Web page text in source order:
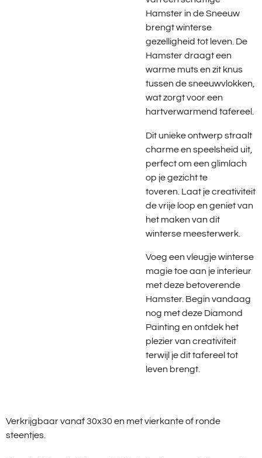
Hamster in de Sneeuw
brengt winterse
gezelligheid tot leven. De
Hamster draagt een
warme muts en zit knus
tussen de sneeuwvlokken,
wat zorgt voor een
hartverwarmend tafereel.
Dit unieke ontwerp straalt
charme en speelsheid uit,
perfect om een glimlach
op je gezicht te
toveren. Laat je creativiteit
de vrije loop en geniet van
het maken van dit
winterse meesterwerk.
Voeg een vleugje winterse
magie toe aan je interieur
met deze betoverende
Hamster. Begin vandaag
nog met deze Diamond
Painting en ontdek het
plezier van creativiteit
terwijl je dit tafereel tot
leven brengt.
Verkrijgbaar vanaf 30x30 en met vierkante of ronde
steentjes.